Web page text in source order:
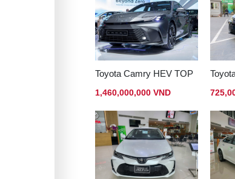
Toyota Camry HEV TOP
1,460,000,000 VND